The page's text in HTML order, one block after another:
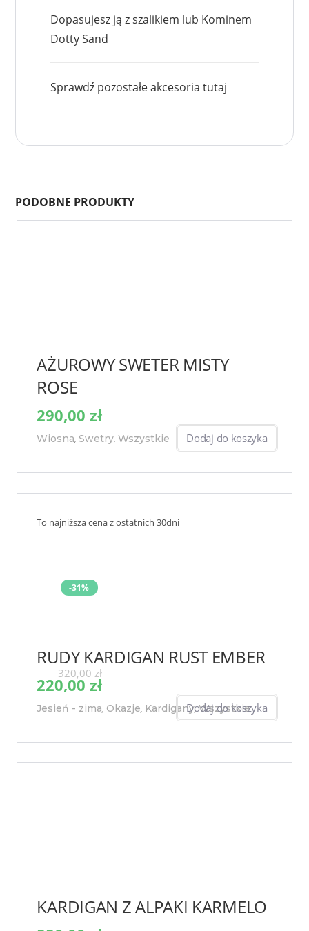
Dopasujesz ją z szalikiem lub Kominem
Dotty Sand
Sprawdź pozostałe akcesoriatutaj
PODOBNE PRODUKTY
AŻUROWY SWETER MISTY
ROSE
290,00zł
Wiosna,Swetry,Wszystkie Dodaj do koszyka
To najniższa cena z ostatnich 30dni
-31%
RUDY KARDIGAN RUST EMBER
320,00zł
220,00zł
Jesień - zima, Okazje, Kardigany,Wszystkie
Dodaj do koszyka
KARDIGAN Z ALPAKI KARMELO